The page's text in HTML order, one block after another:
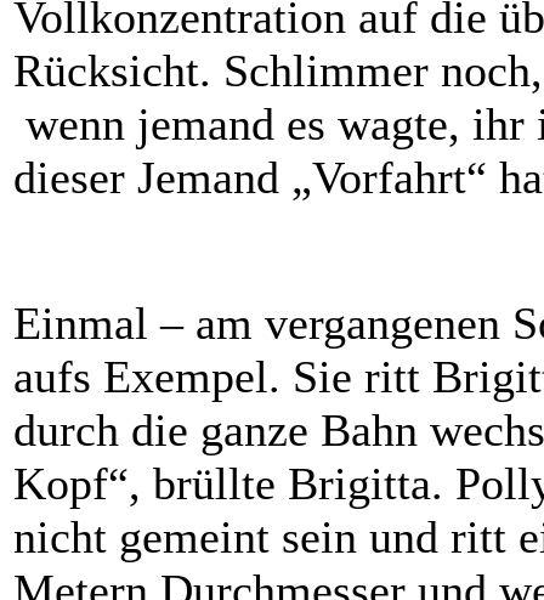
Vollkonzentration auf die
Rücksicht. Schlimmer
wenn jemand es wagte,
dieser Jemand „Vorfahrt“
Einmal – am vergangenen
aufs Exempel. Sie ritt
durch die ganze Bahn
Kopf“, brüllte Brigitta.
nicht gemeint sein und ritt